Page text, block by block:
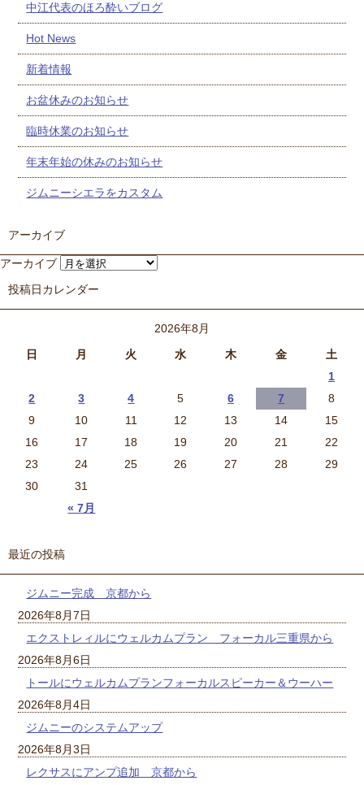
中江代表のほろ酔いブログ
Hot News
新着情報
お盆休みのお知らせ
臨時休業のお知らせ
年末年始の休みのお知らせ
ジムニーシエラをカスタム
アーカイブ
アーカイブ
投稿日カレンダー
2026年8月
日
月 火 水 木 金 土
« 7月
1
2
3 4 5 6 7
8
9
10 11 12 13 14
15
16
17 18 19 20 21
22
23
24 25 26 27 28
29
30
31
最近の投稿
ジムニー完成 京都から
2026年8月7日
エクストレィルにウェルカムプラン フォーカル三重県から
2026年8月6日
トールにウェルカムプランフォーカルスピーカー＆ウーハー
2026年8月4日
ジムニーのシステムアップ
2026年8月3日
レクサスにアンプ追加 京都から